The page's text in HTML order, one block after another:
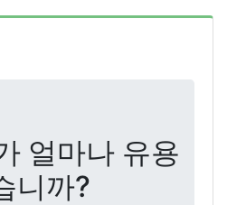
얼마나 유용
니까?